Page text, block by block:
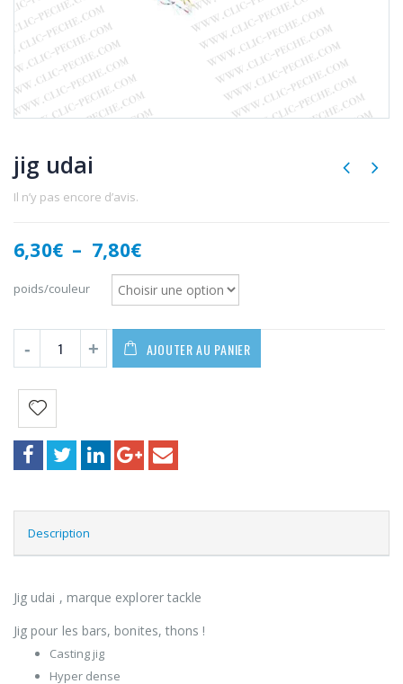
jig udai
Il n’y pas encore d’avis.
6,30€ – 7,80€Plage
de
prix :
6,30€
à
7,80€
poids/couleur
AJOUTER AU PANIER
Description
Jig udai , marque explorer tackle
Jig pour les bars, bonites, thons !
Casting jig
Hyper dense